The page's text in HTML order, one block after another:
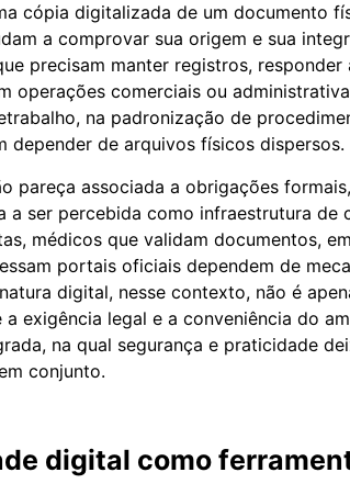
cópia digitalizada de um documento
a comprovar sua origem e sua
precisam manter registros,
operações comerciais ou
na padronização de
depender de arquivos físicos dispersos.
pareça associada a obrigações
a ser percebida como infraestrutura de
médicos que validam documentos,
portais oficiais dependem de
digital, nesse contexto, não é
a exigência legal e a conveniência do
na qual segurança e praticidade
conjunto.
digital como